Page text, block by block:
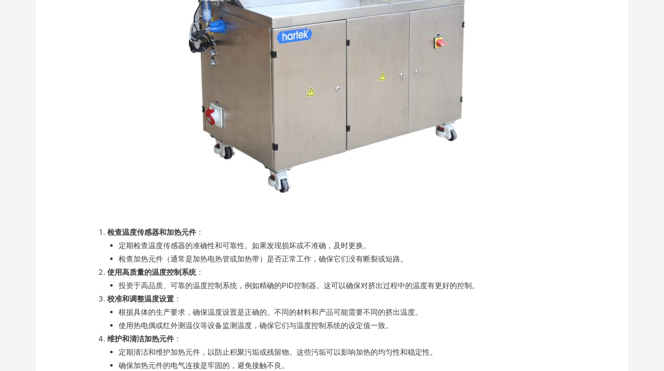
检查温度传感器和加热元件 ：
定期检查温度传感器的准确性和可靠性。如果发现损坏或不准确，及时更换。
检查加热元件（通常是加热电热管或加热带）是否正常工作，确保它们没有断裂或短路。
使用高质量的温度控制系统：
投资于高品质、可靠的温度控制系统，例如精确的PID控制器。这可以确保对挤出过程中的温度有更好的控制。
校准和调整温度设置 ：
根据具体的生产要求，确保温度设置是正确的。不同的材料和产品可能需要不同的挤出温度。
使用热电偶或红外测温仪等设备监测温度，确保它们与温度控制系统的设定值一致。
维护和清洁加热元件 ：
定期清洁和维护加热元件，以防止积聚污垢或残留物。这些污垢可以影响加热的均匀性和稳定性。
确保加热元件的电气连接是牢固的，避免接触不良。